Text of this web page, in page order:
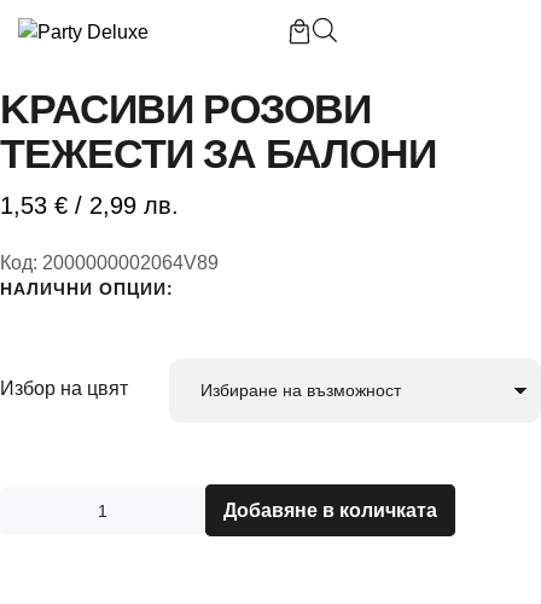
Начало Kрасиви розови тежести за балони
KРАСИВИ РОЗОВИ
ТЕЖЕСТИ ЗА БАЛОНИ
1,53 € / 2,99 лв.
Код: 2000000002064V89
НАЛИЧНИ ОПЦИИ:
Избор на цвят
Добавяне в количката